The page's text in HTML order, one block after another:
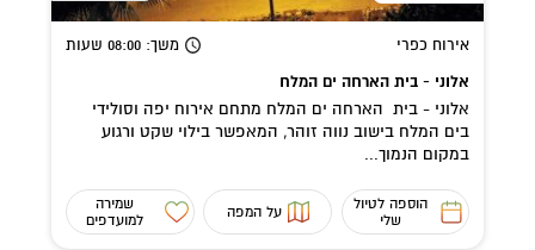
אירוח כפרי משך: 08:00 שעות
אלוני - בית הארחה ים המלח
אלוני - בית הארחה ים המלח מתחם אירוח יפה וסולידי
בים המלח בישוב נווה זוהר, המאפשר בילוי שקט ורגוע
במקום הנמוך...
הוספה לטיול
שלי
על המפה
שמירה
למועדפים